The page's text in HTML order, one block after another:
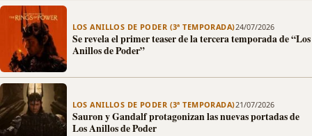
LOS ANILLOS DE PODER (3ª TEMPORADA)24/07/2026
Se revela el primer teaser de la tercera temporada de “Los
Anillos de Poder”
LOS ANILLOS DE PODER (3ª TEMPORADA)21/07/2026
Sauron y Gandalf protagonizan las nuevas portadas de
Los Anillos de Poder